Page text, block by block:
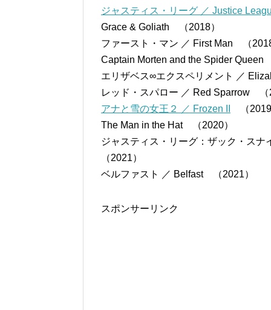
ジャスティス・リーグ ／ Justice
Grace & Goliath （2018）
ファースト・マン ／ First Man （
Captain Morten and the Spider
エリザベス∞エクスペリメント ／
レッド・スパロー ／ Red Sparrow
アナと雪の女王２ ／ Frozen II
（
The Man in the Hat （2020）
ジャスティス・リーグ：ザック・ス
（2021）
ベルファスト ／ Belfast （2021）
スポンサーリンク